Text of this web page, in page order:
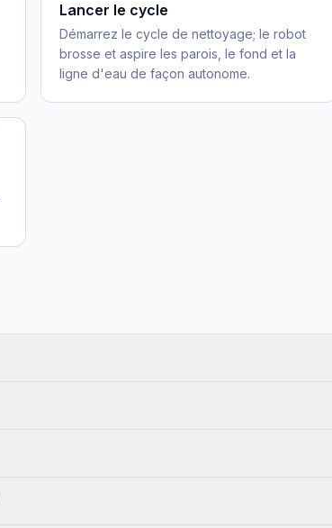
Lancer le cycle
Démarrez le cycle de nettoyage; le robot
brosse et aspire les parois, le fond et la
ligne d'eau de façon autonome.